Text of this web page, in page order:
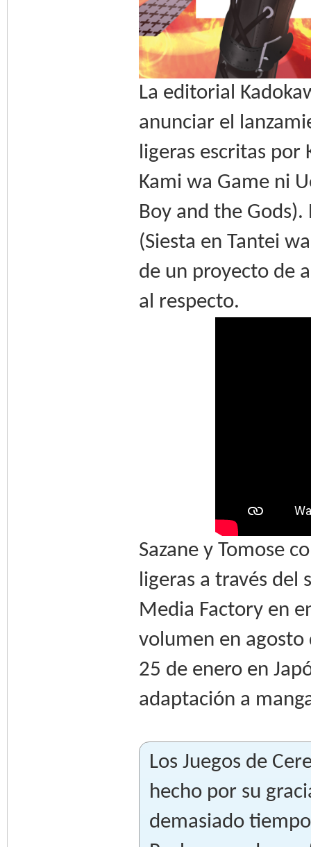
La editorial
anunciar el
ligeras escritas por
Kami wa Game ni
Boy and the
(Siesta en Tantei
de un proyecto de
al respecto.
Sazane y Tomose
ligeras a través del
Media Factory en
volumen en
25 de enero en
adaptación a
Los Juegos de
hecho por su
demasiado